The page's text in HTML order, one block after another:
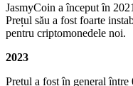
JasmyCoin a început în
Prețul său a fost foarte
pentru criptomonedele noi.
2023
Prețul a fost în general